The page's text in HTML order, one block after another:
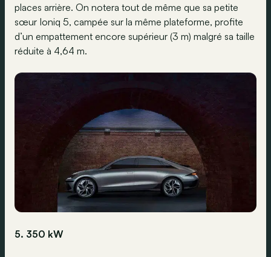
places arrière. On notera tout de même que sa petite
sœur Ioniq 5, campée sur la même plateforme, profite
d’un empattement encore supérieur (3 m) malgré sa taille
réduite à 4,64 m.
5. 350 kW